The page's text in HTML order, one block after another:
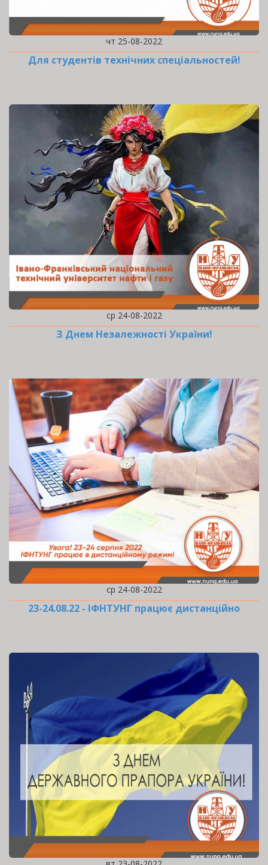
чт 25-08-2022
Для студентів технічних спеціальностей!
ср 24-08-2022
З Днем Незалежності України!
ср 24-08-2022
23-24.08.22 - ІФНТУНГ працює дистанційно